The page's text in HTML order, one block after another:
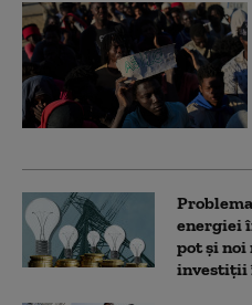
energiei
pot și noi
investiții